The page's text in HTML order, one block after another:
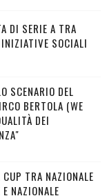
DI SERIE A TRA
SOCIALI
SCENARIO DEL
BERTOLA (WE
DEI
TRA NAZIONALE
NAZIONALE